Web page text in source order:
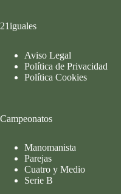
21iguales
Aviso Legal
Política de Privacidad
Política Cookies
Campeonatos
Manomanista
Parejas
Cuatro y Medio
Serie B